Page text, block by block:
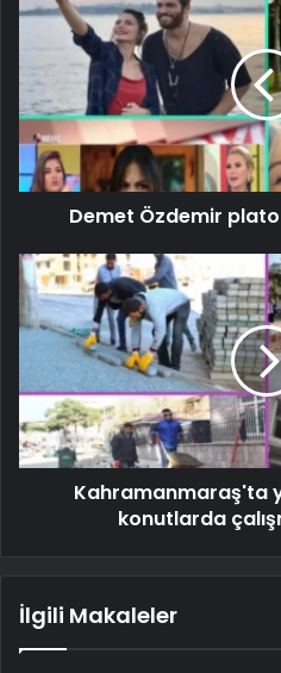
Demet Özdemir
Kahramanmaraş'ta
konutlarda
İlgili Makaleler